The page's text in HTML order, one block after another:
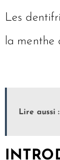
Les
la menthe
Lire aussi :